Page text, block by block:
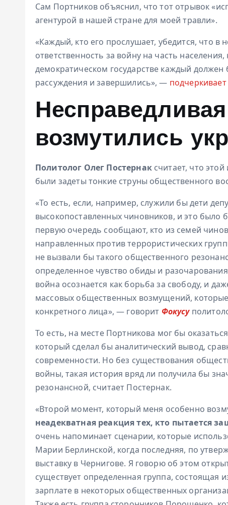
Сам Портников объяснил, что тот отрывок
агентурой в нашей стране для моей травли».
«Каждый, кто его прослушает, убедится, что
ответственность за войну на часть
демократическом государстве каждый
рассуждения и завершились», — подчеркивает
возмутились
Политолог Олег Постернаксчитает, что
были задеты тонкие струны общественного
«То есть, если, например, служили бы дети
высокопоставленных чиновников, и это было
первую очередь сообщают, кто из семей
направленных против террористических
не вызвали бы такого общественного
определенное чувство обиды и
война осознается как борьба за свободу, и
массовых общественных возмущений,
конкретного лица», — говорит Фокусу
То есть, на месте Портникова мог бы
который сделал бы аналитический вывод,
современности. Но без существования
войны, такая история вряд ли получила бы
резонансной, считает Постернак.
«Второй момент, который меня особенно
неадекватная реакция тех, кто пытается
очень напоминает сценарии, которые
Марии Берлинской, когда последняя, по
выставку в Чернигове. Я говорю об этом
существует определенная группа, состоящая
зарплате в некоторых общественных